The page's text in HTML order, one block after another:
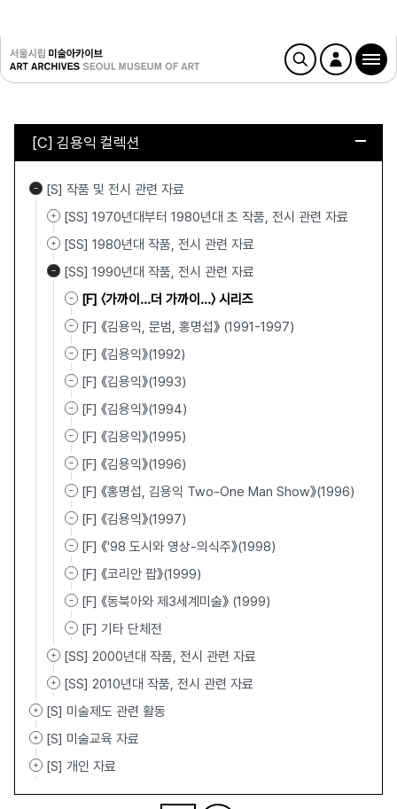
[C] 김용익 컬렉션
[S] 작품 및 전시 관련 자료
[SS] 1970년대부터 1980년대 초 작품, 전시 관련 자료
[SS] 1980년대 작품, 전시 관련 자료
[SS] 1990년대 작품, 전시 관련 자료
[F] 〈가까이…더 가까이…〉 시리즈
[F] 《김용익, 문범, 홍명섭》 (1991-1997)
[F] 《김용익》(1992)
[F] 《김용익》(1993)
[F] 《김용익》(1994)
[F] 《김용익》(1995)
[F] 《김용익》(1996)
[F] 《홍명섭, 김용익 Two-One Man Show》(1996)
[F] 《김용익》(1997)
[F] 《'98 도시와 영상-의식주》(1998)
[F] 《코리안 팝》(1999)
[F] 《동북아와 제3세계미술》 (1999)
[F] 기타 단체전
[SS] 2000년대 작품, 전시 관련 자료
[SS] 2010년대 작품, 전시 관련 자료
[S] 미술제도 관련 활동
[S] 미술교육 자료
[S] 개인 자료